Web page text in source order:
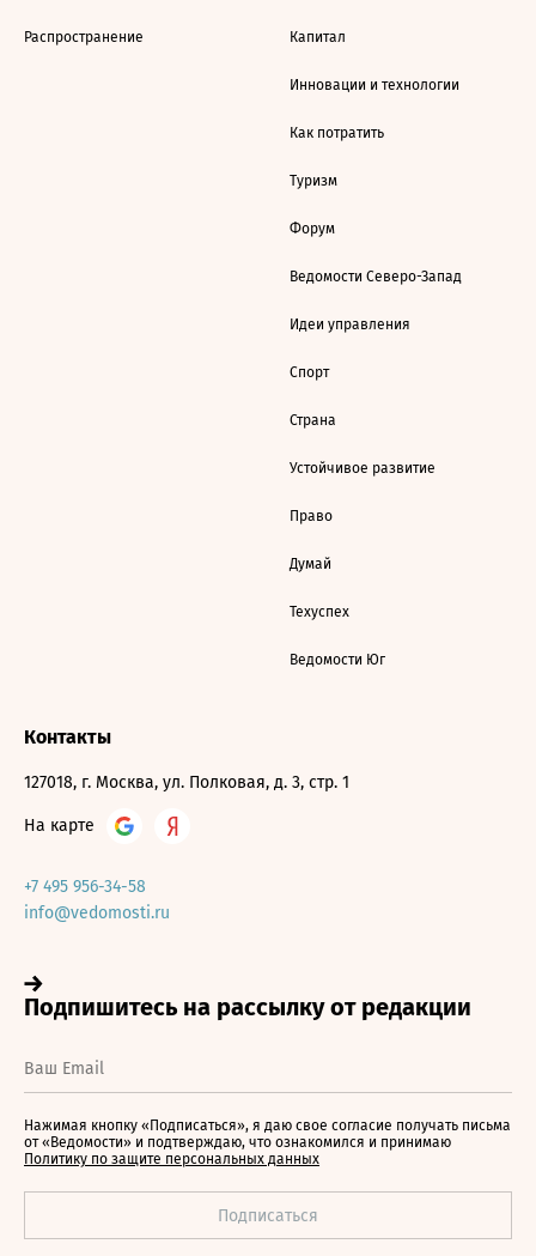
Распространение Капитал
Инновации и технологии
Как потратить
Туризм
Форум
Ведомости Северо-Запад
Идеи управления
Спорт
Страна
Устойчивое развитие
Право
Думай
Техуспех
Ведомости Юг
Контакты
127018, г. Москва, ул. Полковая, д. 3, стр. 1
На карте
+7 495 956-34-58
info@vedomosti.ru
Нажимая кнопку «Подписаться», я даю свое согласие получать письма
от «Ведомости» и подтверждаю, что ознакомился и принимаю
Политику по защите персональных данных